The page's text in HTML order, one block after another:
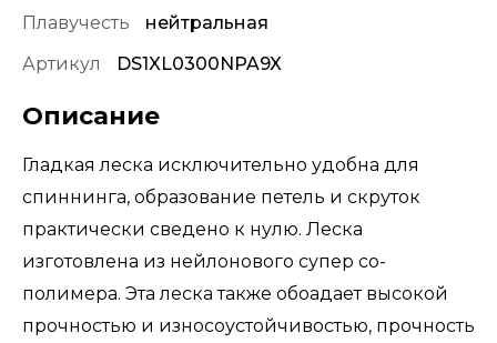
Плавучесть
нейтральная
Артикул
DS1XL0300NPA9X
Описание
Гладкая леска исключительно удобна для
спиннинга, образование петель и скруток
практически сведено к нулю. Леска
изготовлена из нейлонового супер со-
полимера. Эта леска также обоадает высокой
прочностью и износоустойчивостью, прочность